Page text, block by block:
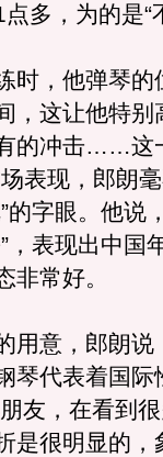
多，为的是“
，他弹琴的
，这让他特别
的冲击……这
表现，郎朗
的字眼。他说
，表现出中国
常好。
意，郎朗说
琴代表着国际
友，在看到
是很明显的，